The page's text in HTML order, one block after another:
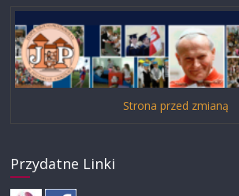
Strona przed zmianą
Przydatne Linki